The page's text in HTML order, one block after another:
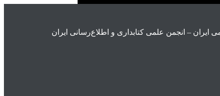
ايران – انجمن علمی کتابداری و اطلاع‌رسانی ایران